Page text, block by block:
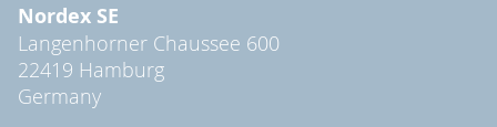
Nordex SE
Langenhorner Chaussee 600
22419 Hamburg
Germany